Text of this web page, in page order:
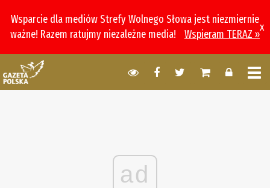
Wsparcie dla mediów Strefy Wolnego Słowa jest niezmiernie
ważne! Razem ratujmy niezależne media!
Wspieram TERAZ »
x
ad